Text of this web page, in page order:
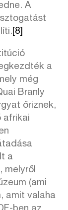
A
[8]
a
még
Branly
őriznek,
afrikai
a
melyről
(ami
amit valaha